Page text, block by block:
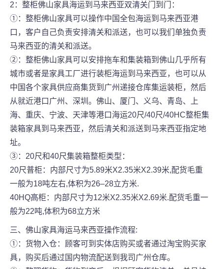
2：整柜佛山家具海运到马来西亚双清关门到门：
①：整柜佛山家具可以操作中国全包海运到马来西亚港
口，客户自己负责安排清关和派送，也可以我们单独负责
马来西亚的清关和派送。
②：整柜佛山家具可以安排拖车和集装箱到佛山几乎所有
城市或者是家具工厂进行装柜海运到马来西亚，也可以从
中国各个家具供应商集货到广州递接仓库集运装柜，然后
从就近港口广州、深圳。佛山、厦门、义乌、青岛、上
海、重庆、宁波、天津等港口海运20尺/40尺/40HC整柜集
装箱家具到马来西亚，然后清关和派送到马来西亚指定地
址。
③：20尺和40尺集装箱整柜类型：
20尺普柜：内部尺寸为5.89米X2.35米X2.39米,配货毛重
一般为18吨左右,体积为26–28立方米.
40HQ高柜：内部尺寸为12米X2.35米X2.69米.配货毛重一
般为22吨,体积为68立方米
三、佛山家具海运马来西亚操作流程:
①：货物入仓：顾客可到实体店购买或者通过淘宝购买家
具，购买后通过国内物流配送到我司广州仓库。